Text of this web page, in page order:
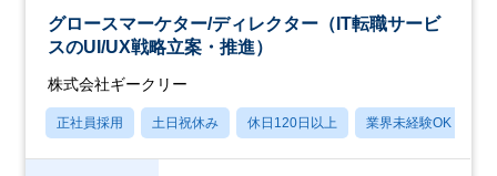
グロースマーケター/ディレクター（IT転職サービ
スのUI/UX戦略立案・推進）
株式会社ギークリー
正社員採用 土日祝休み 休日120日以上 業界未経験OK